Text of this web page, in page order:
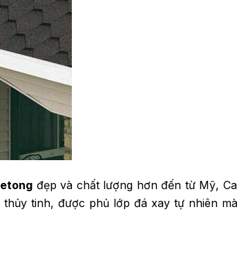
đẹp và chất lượng hơn đến từ Mỹ,
tinh, được phủ lớp đá xay tự nhiên